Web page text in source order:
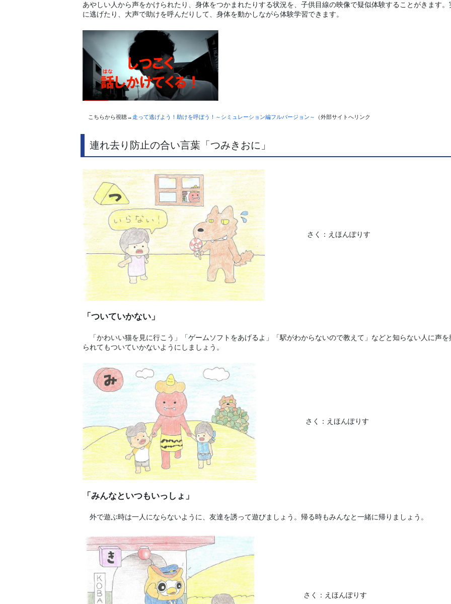
あやしい人から声をかけられたり、身体をつかまれたりする状況を、子供目線の映像で疑似体験することがきます。
に逃げたり、大声で助けを呼んだりして、身体を動かしながら体験学習できます。
こちらから視聴→走って逃げよう！助けを呼ぼう！～シミュレーション編フルバージョン～ （外部サイトへリンク
連れ去り防止の合い言葉「つみきおに」
さく：えほんぽりす
「ついていかない」
「かわいい猫を見に行こう」「ゲームソフトをあげるよ」「駅がわからないので教えて」などと知らない人に声を
られてもついていかないようにしましょう。
さく：えほんぽりす
「みんなといつもいっしょ」
外で遊ぶ時は一人にならないように、友達を誘って遊びましょう。帰る時もみんなと一緒に帰りましょう。
さく：えほんぽりす